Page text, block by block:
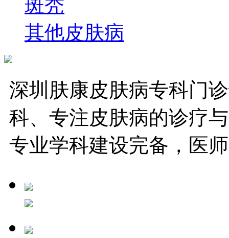
斑秃
其他皮肤病
深圳肤康皮肤病专科门
科、专注皮肤病的诊疗
专业学科建设完备，医